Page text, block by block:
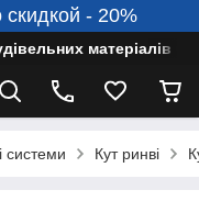
- 20%
матеріалів
системи Кут ринві